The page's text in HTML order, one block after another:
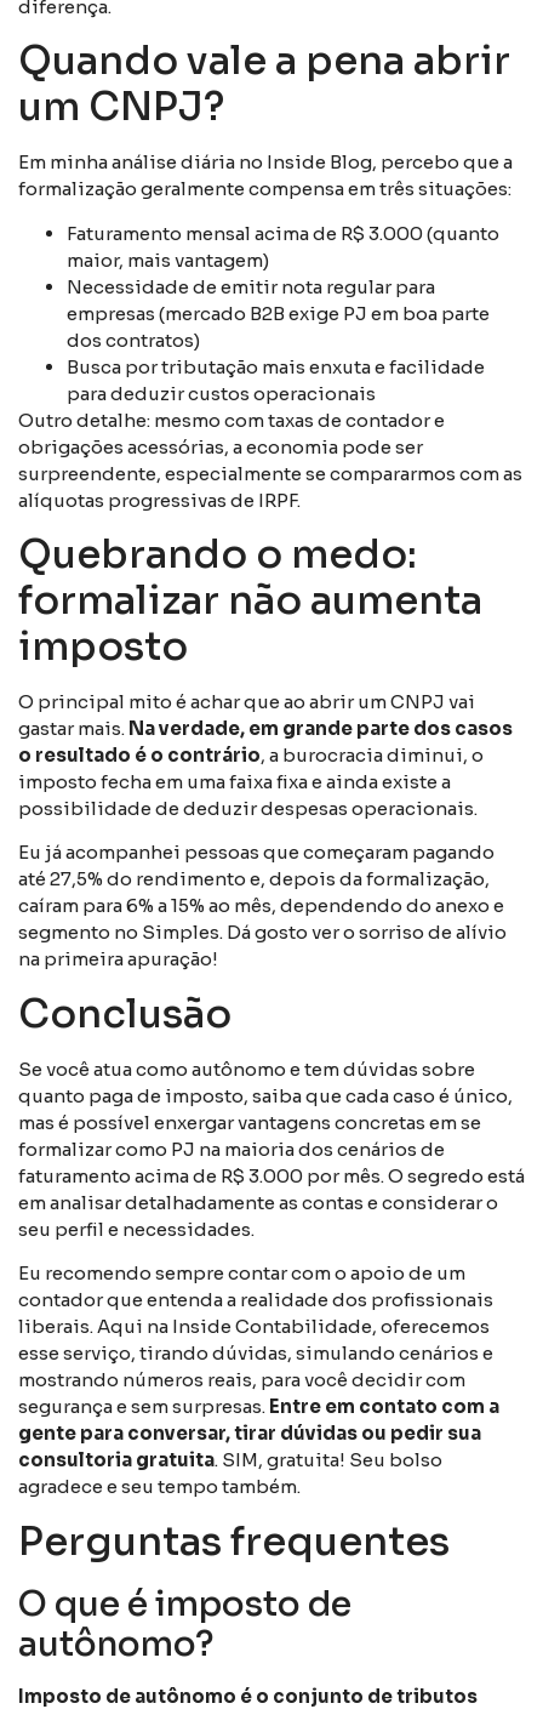
diferença.
Quando vale a pena abrir
um CNPJ?
Em minha análise diária no Inside Blog, percebo que a
formalização geralmente compensa em três situações:
Faturamento mensal acima de R$ 3.000 (quanto
maior, mais vantagem)
Necessidade de emitir nota regular para
empresas (mercado B2B exige PJ em boa parte
dos contratos)
Busca por tributação mais enxuta e facilidade
para deduzir custos operacionais
Outro detalhe: mesmo com taxas de contador e
obrigações acessórias, a economia pode ser
surpreendente, especialmente se compararmos com as
alíquotas progressivas de IRPF.
Quebrando o medo:
formalizar não aumenta
imposto
O principal mito é achar que ao abrir um CNPJ vai
gastar mais. Na verdade, em grande parte dos casos
o resultado é o contrário, a burocracia diminui, o
imposto fecha em uma faixa fixa e ainda existe a
possibilidade de deduzir despesas operacionais.
Eu já acompanhei pessoas que começaram pagando
até 27,5% do rendimento e, depois da formalização,
caíram para 6% a 15% ao mês, dependendo do anexo e
segmento no Simples. Dá gosto ver o sorriso de alívio
na primeira apuração!
Conclusão
Se você atua como autônomo e tem dúvidas sobre
quanto paga de imposto, saiba que cada caso é único,
mas é possível enxergar vantagens concretas em se
formalizar como PJ na maioria dos cenários de
faturamento acima de R$ 3.000 por mês. O segredo está
em analisar detalhadamente as contas e considerar o
seu perfil e necessidades.
Eu recomendo sempre contar com o apoio de um
contador que entenda a realidade dos profissionais
liberais. Aqui na Inside Contabilidade, oferecemos
esse serviço, tirando dúvidas, simulando cenários e
mostrando números reais, para você decidir com
segurança e sem surpresas. Entre em contato com a
gente para conversar, tirar dúvidas ou pedir sua
consultoria gratuita. SIM, gratuita! Seu bolso
agradece e seu tempo também.
Perguntas frequentes
O que é imposto de
autônomo?
Imposto de autônomo é o conjunto de tributos